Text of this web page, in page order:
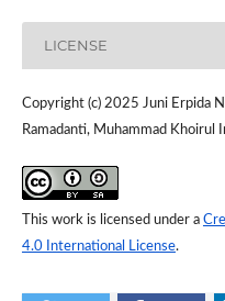
LICENSE
Copyright (c) 2025 Juni Erpida
Ramadanti, Muhammad Khoirul
This work is licensed under a
4.0 International License.